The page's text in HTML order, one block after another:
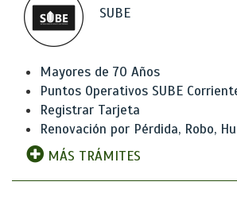
SUBE
Mayores de 70 Años
Puntos Operativos SUBE
Registrar Tarjeta
Renovación por Pérdida, Robo,
MÁS TRÁMITES